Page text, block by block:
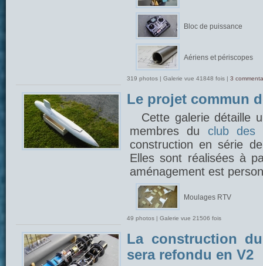
Bloc de puissance
Aériens et périscopes
319 photos | Galerie vue 41848 fois | 3
Le projet commun
Cette galerie détaille
membres du club des
construction en série
Elles sont réalisées à
aménagement est
Moulages RTV
49 photos | Galerie vue 21506 fois
La construction
sera refondu en V2